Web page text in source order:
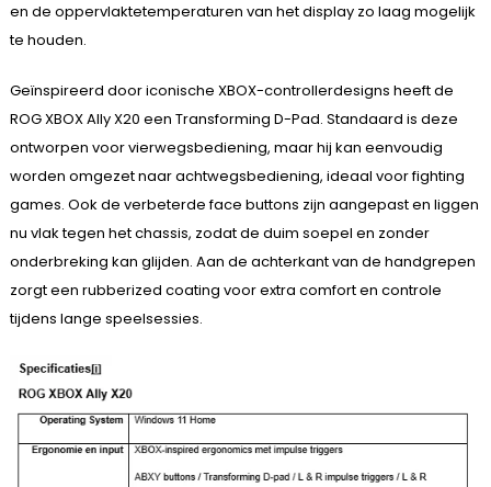
en de oppervlaktetemperaturen van het display zo laag mogelijk
te houden.
Geïnspireerd door iconische XBOX-controllerdesigns heeft de
ROG XBOX Ally X20 een Transforming D-Pad. Standaard is deze
ontworpen voor vierwegsbediening, maar hij kan eenvoudig
worden omgezet naar achtwegsbediening, ideaal voor fighting
games. Ook de verbeterde face buttons zijn aangepast en liggen
nu vlak tegen het chassis, zodat de duim soepel en zonder
onderbreking kan glijden. Aan de achterkant van de handgrepen
zorgt een rubberized coating voor extra comfort en controle
tijdens lange speelsessies.